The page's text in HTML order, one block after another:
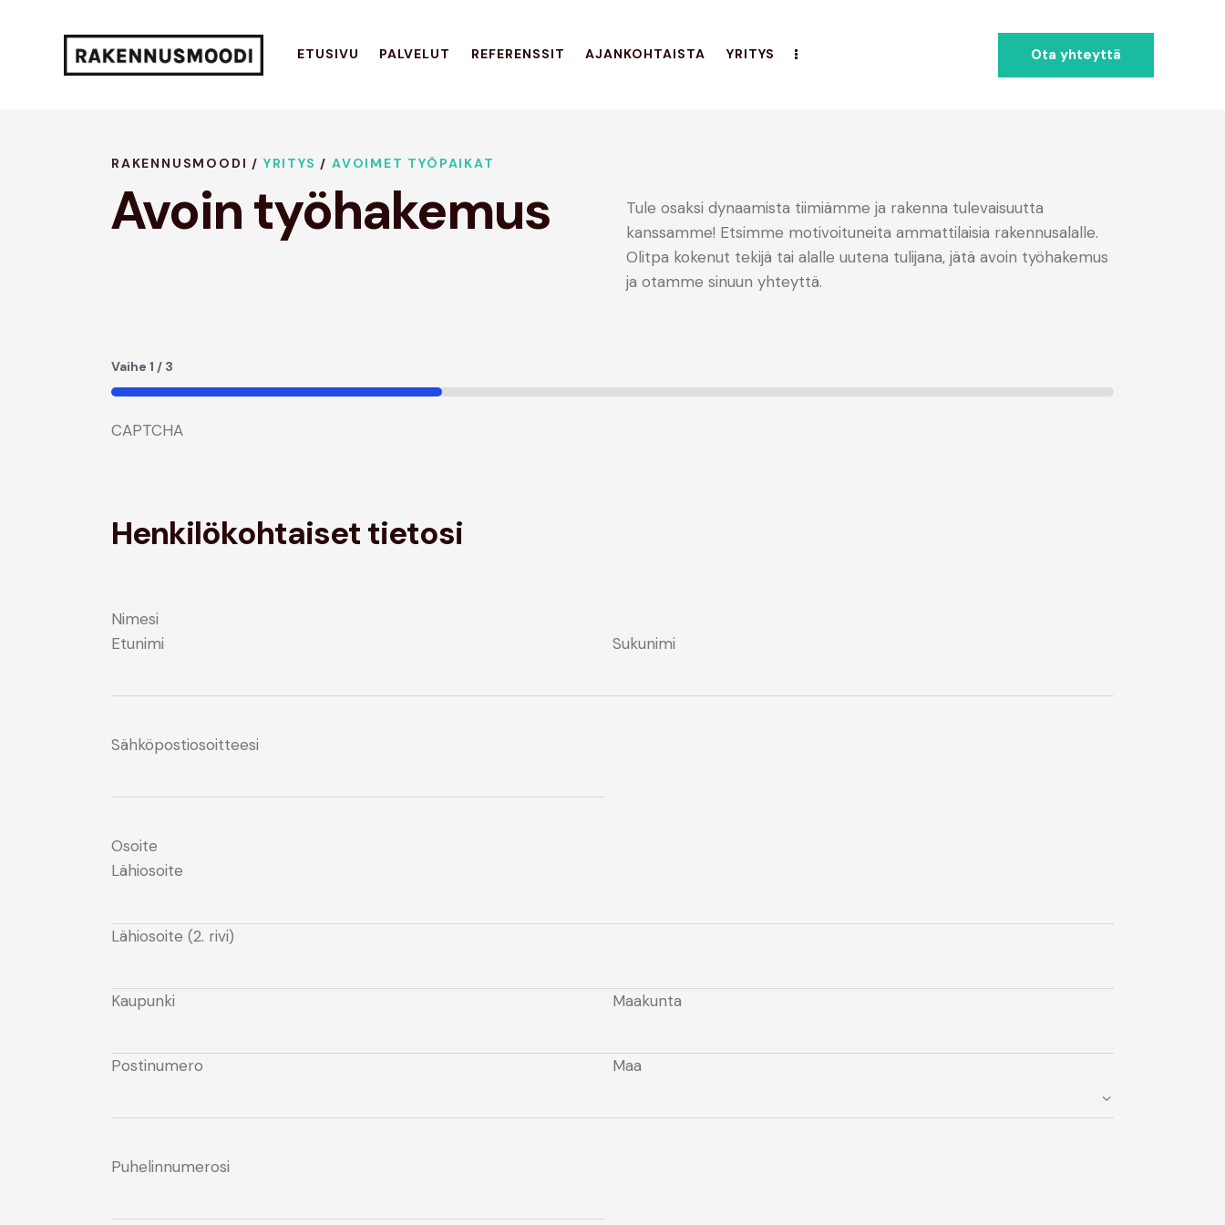
ETUSIVU PALVELUT REFERENSSIT AJANKOHTAISTA YRITYS Ota yhteyttä
RAKENNUSMOODI / YRITYS /AVOIMET TYÖPAIKAT
Avoin työhakemus
Tule osaksi dynaamista tiimiämme ja rakenna tulevaisuutta
kanssamme! Etsimme motivoituneita ammattilaisia rakennusalalle.
Olitpa kokenut tekijä tai alalle uutena tulijana, jätä avoin työhakemus
ja otamme sinuun yhteyttä.
Vaihe 1 / 3
33%
CAPTCHA
Henkilökohtaiset tietosi
Nimesi
Etunimi
Sukunimi
Sähköpostiosoitteesi
Osoite
Lähiosoite
Lähiosoite (2. rivi)
Kaupunki Maakunta
Postinumero Maa
Puhelinnumerosi